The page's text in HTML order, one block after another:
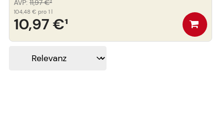
10,97 €¹
AVP: 11,97 €²
104,48 € pro 1 l